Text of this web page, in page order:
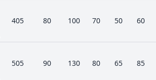
405 80 100 70 50 60
505 90 130 80 65 85